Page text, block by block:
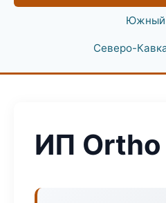
Северо-
ИП Ortho